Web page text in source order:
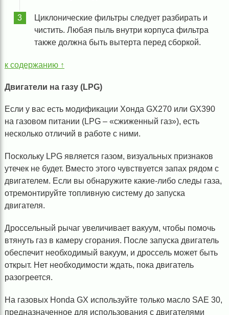
Циклонические фильтры следует разбирать и
чистить. Любая пыль внутри корпуса фильтра
также должна быть вытерта перед сборкой.
к содержанию ↑
Двигатели на газу (LPG)
Если у вас есть модификации Хонда GX270 или GX390
на газовом питании (LPG – «сжиженный газ»), есть
несколько отличий в работе с ними.
Поскольку LPG является газом, визуальных признаков
утечек не будет. Вместо этого чувствуется запах рядом с
двигателем. Если вы обнаружите какие-либо следы газа,
отремонтируйте топливную систему до запуска
двигателя.
Дроссельный рычаг увеличивает вакуум, чтобы помочь
втянуть газ в камеру сгорания. После запуска двигатель
обеспечит необходимый вакуум, и дроссель может быть
открыт. Нет необходимости ждать, пока двигатель
разогреется.
На газовых Honda GX используйте только масло SAE 30,
предназначенное для использования с двигателями